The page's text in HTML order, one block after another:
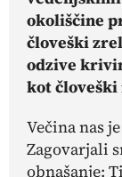
okoliščine
človeški
odzive
kot človeški
Večina nas
Zagovarjali
obnašanje: